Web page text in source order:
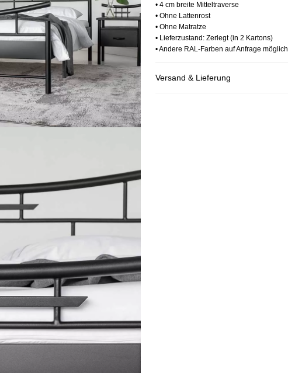
• 4 cm breite Mitteltraverse
• Ohne Lattenrost
• Ohne Matratze
• Lieferzustand: Zerlegt (in 2 Kartons)
• Andere RAL-Farben auf Anfrage möglich
Versand & Lieferung